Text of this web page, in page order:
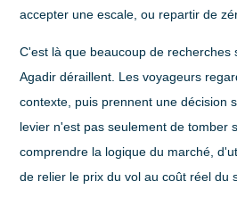
accepter une escale, ou repartir de
C'est là que beaucoup de recherches
Agadir déraillent. Les voyageurs
contexte, puis prennent une décision
levier n'est pas seulement de tomber
comprendre la logique du marché,
de relier le prix du vol au coût réel du